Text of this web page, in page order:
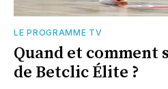
LE PROGRAMME TV
Quand et comment
de Betclic Élite ?